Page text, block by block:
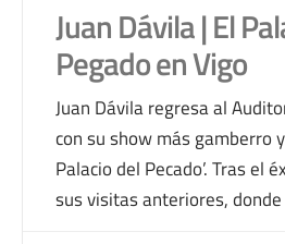
Juan Dávila | El
Pegado en Vigo
Juan Dávila regresa al
con su show más gamberro
Palacio del Pecado’. Tras el
sus visitas anteriores,